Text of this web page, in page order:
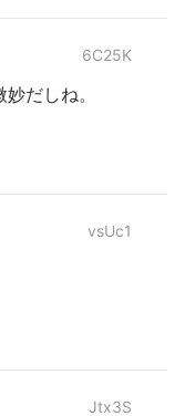
6C25K
だしね。
vsUc1
Jtx3S